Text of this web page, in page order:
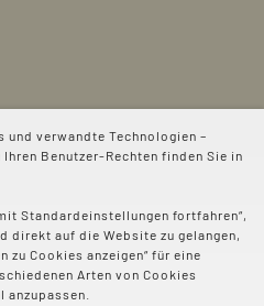
und verwandte Technologien –
Benutzer-Rechten finden Sie in
Standardeinstellungen fortfahren“,
direkt auf die Website zu gelangen,
zu Cookies anzeigen“ für eine
Arten von Cookies